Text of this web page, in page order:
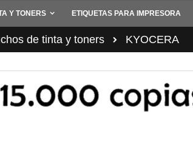
Y TONERS ETIQUETAS PARA IMPRESORA
de tinta y toners KYOCERA